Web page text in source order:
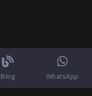
Blog WhatsApp